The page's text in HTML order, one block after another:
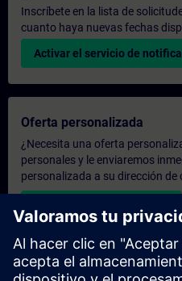
Inscríbete en la lista de
cuanto haya nuevas fechas
Activar el servicio de
Oferta personalizada
¿Necesita una oferta
personales y le enviaremos
personalizada a su dirección de
Enviar una oferta personal
Solicitar presupuesto